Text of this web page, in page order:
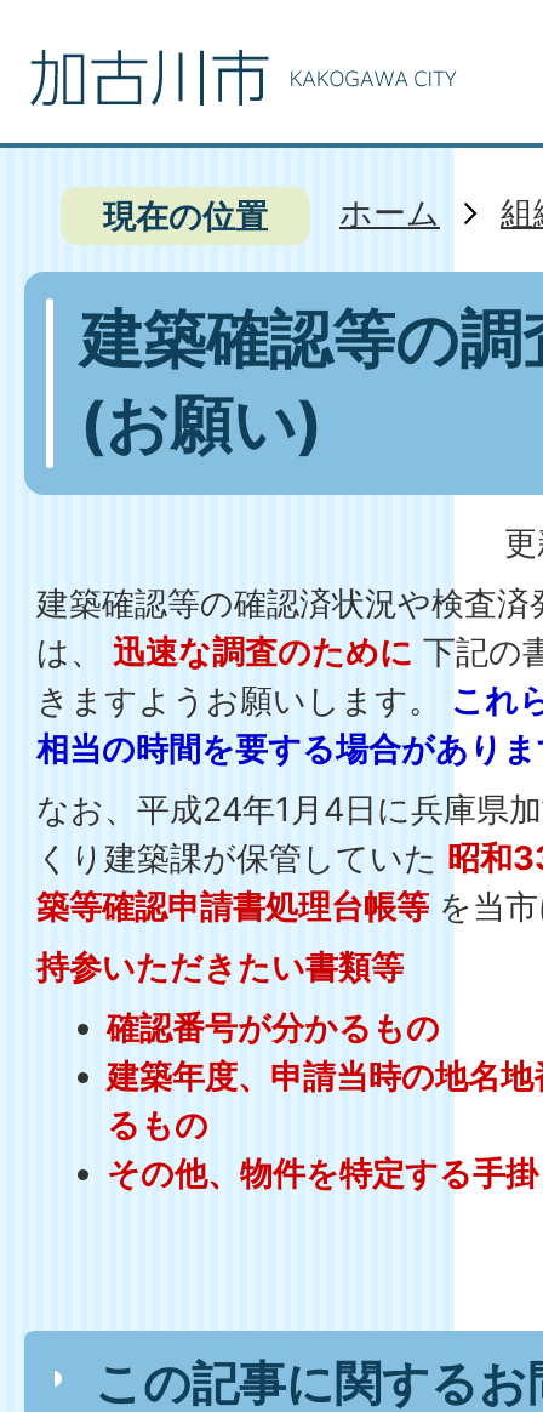
現在の位置 ホーム 組
建築確認等の
(お願い)
建築確認等の確認済状況や検査
は、 迅速な調査のために 下記の
きますようお願いします。 これ
相当の時間を要する場合があり
なお、平成24年1月4日に兵庫県
くり建築課が保管していた 昭和
築等確認申請書処理台帳等 を当
持参いただきたい書類等
確認番号が分かるもの
建築年度、申請当時の地名
るもの
その他、物件を特定する手
この記事に関する